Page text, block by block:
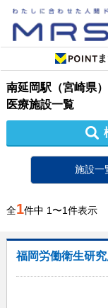
南延岡駅（宮崎県
医療施設一覧
施設一
全1件中 1〜1件表示
福岡労働衛生研